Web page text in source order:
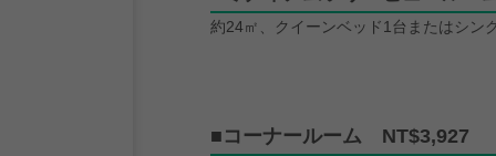
約24㎡、クイーンベッド1台またはシン
■コーナールーム NT$3,927